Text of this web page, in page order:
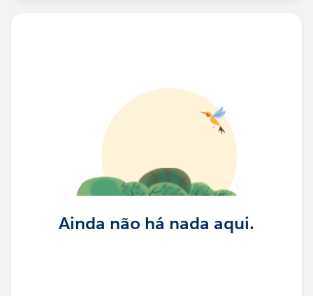
Ainda não há nada aqui.